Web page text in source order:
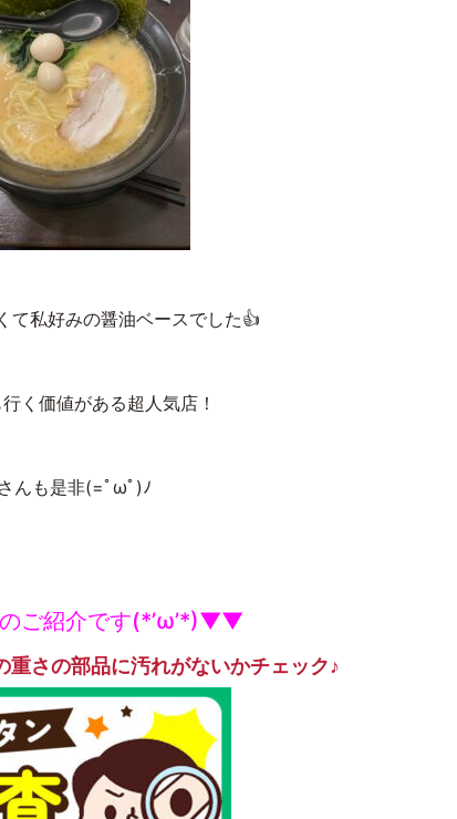
て私好みの醤油ベースでした👍
く価値がある超人気店！
んも是非(=ﾟωﾟ)ﾉ
ご紹介です(*’ω’*)▼▼
重さの部品に汚れがないかチェック♪